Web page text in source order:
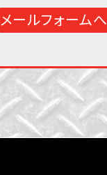
メールフォームへ